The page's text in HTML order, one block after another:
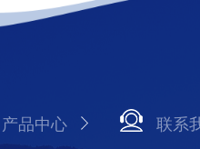
产品中心 联系